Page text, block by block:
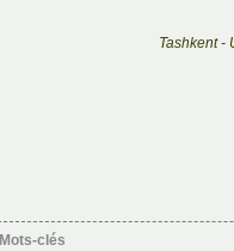
Tashkent -
Mots-clés